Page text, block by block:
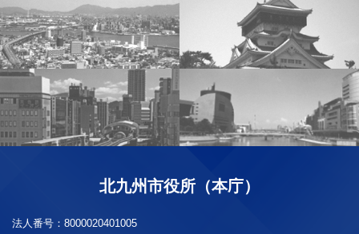
北九州市役所（本庁）
法人番号： 8000020401005